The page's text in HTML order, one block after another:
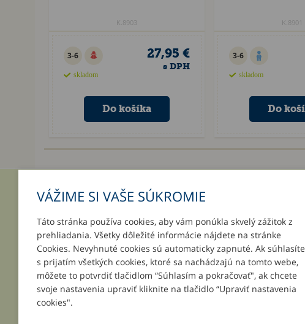
K.8903
3-6
skladom
27,95 €
s DPH
K.8901
3-6
skladom
INFORMÁCIE
O nás
Platba a doručenie
Darčeky k objednávkam
Podpor svoju školu
Všeobecné obchodné podmienky
Reklamačné podmienky
Kontakt
Prihlásenie
Registrácia
Zabudnuté heslo
VÁŽIME SI VAŠE SÚKROMIE
Táto stránka používa cookies, aby vám ponúkla skvelý zážitok z
prehliadania. Všetky dôležité informácie nájdete na stránke
Cookies. Nevyhnuté cookies sú automaticky zapnuté. Ak súhlasíte
s prijatím všetkých cookies, ktoré sa nachádzajú na tomto webe,
môžete to potvrdiť tlačidlom “Súhlasím a pokračovať", ak chcete
svoje nastavenia upraviť kliknite na tlačidlo “Upraviť nastavenia
cookies".